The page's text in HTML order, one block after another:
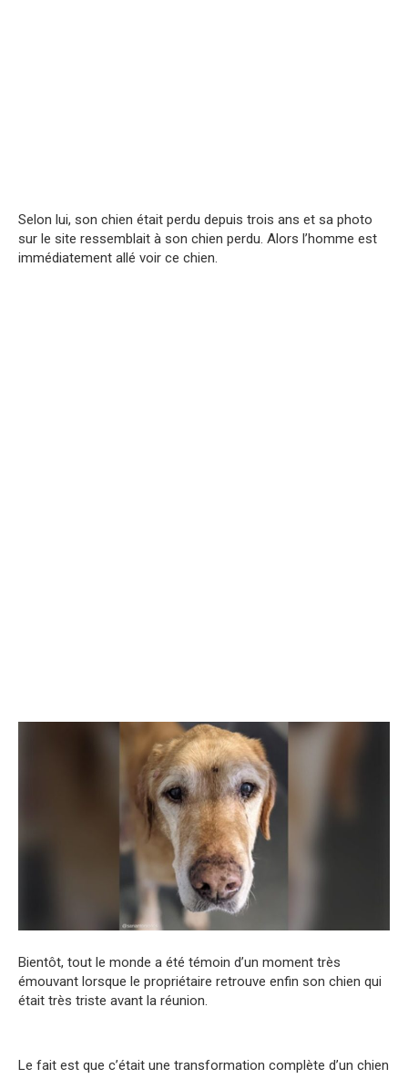
Selon lui, son chien était perdu depuis trois ans et sa photo
sur le site ressemblait à son chien perdu. Alors l’homme est
immédiatement allé voir ce chien.
Bientôt, tout le monde a été témoin d’un moment très
émouvant lorsque le propriétaire retrouve enfin son chien qui
était très triste avant la réunion.
Le fait est que c’était une transformation complète d’un chien